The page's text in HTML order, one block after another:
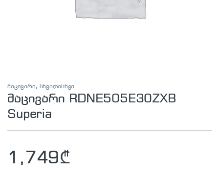
მაცივარი, სხვადასხვა
მაცივარი RDNE505E30ZXB
Superia
1,749₾